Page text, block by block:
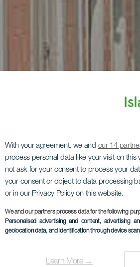
With your agreement, we and our 14
process personal data like your visit on
not ask for your consent to process your
your consent or object to data processing
or in our Privacy Policy on this website.
We and our partners process data for the following
Personalised advertising and content, advertising
geolocation data, and identification through device
Learn More →